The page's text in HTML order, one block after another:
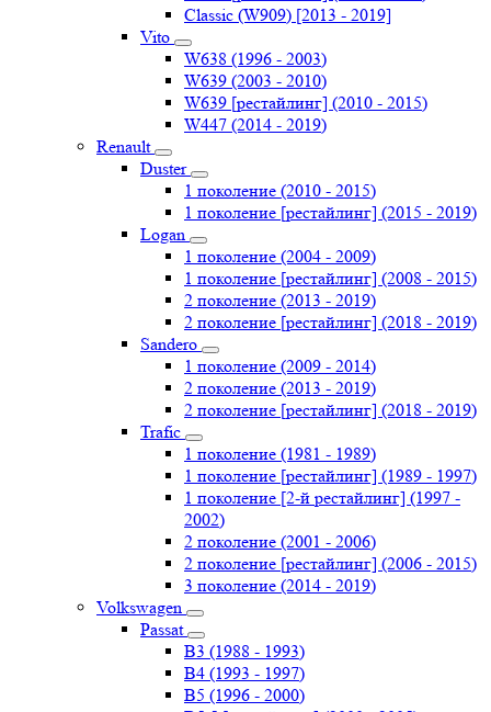
Classic (W909) [2013 - 2019]
Vito
W638 (1996 - 2003)
W639 (2003 - 2010)
W639 [рестайлинг] (2010 - 2015)
W447 (2014 - 2019)
Renault
Duster
1 поколение (2010 - 2015)
1 поколение [рестайлинг] (2015 - 2019)
Logan
1 поколение (2004 - 2009)
1 поколение [рестайлинг] (2008 - 2015)
2 поколение (2013 - 2019)
2 поколение [рестайлинг] (2018 - 2019)
Sandero
1 поколение (2009 - 2014)
2 поколение (2013 - 2019)
2 поколение [рестайлинг] (2018 - 2019)
Trafic
1 поколение (1981 - 1989)
1 поколение [рестайлинг] (1989 - 1997)
1 поколение [2-й рестайлинг] (1997 -
2002)
2 поколение (2001 - 2006)
2 поколение [рестайлинг] (2006 - 2015)
3 поколение (2014 - 2019)
Volkswagen
Passat
B3 (1988 - 1993)
B4 (1993 - 1997)
B5 (1996 - 2000)